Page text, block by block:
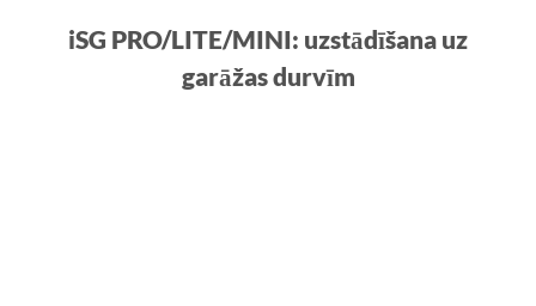
iSG PRO/LITE/MINI: uzstādīšana uz
garāžas durvīm